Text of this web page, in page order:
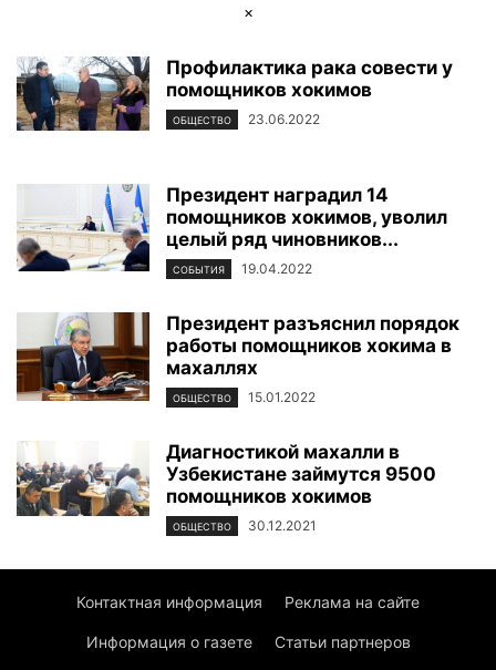
×
Профилактика рака совести у
помощников хокимов
ОБЩЕСТВО 23.06.2022
Президент наградил 14
помощников хокимов, уволил
целый ряд чиновников...
СОБЫТИЯ 19.04.2022
Президент разъяснил порядок
работы помощников хокима в
махаллях
ОБЩЕСТВО 15.01.2022
Диагностикой махалли в
Узбекистане займутся 9500
помощников хокимов
ОБЩЕСТВО 30.12.2021
Контактная информация Реклама на сайте
Информация о газете Статьи партнеров